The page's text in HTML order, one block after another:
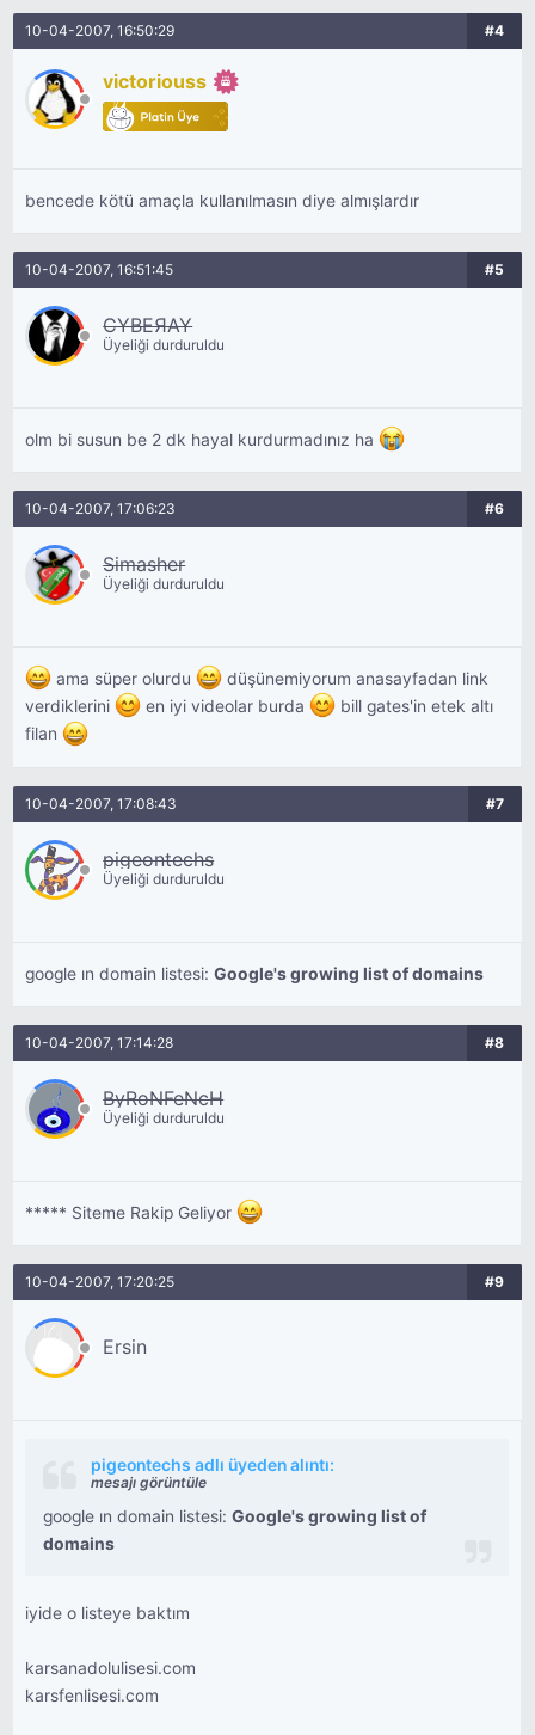
10-04-2007, 16:50:29 #4
victoriouss
bencede kötü amaçla kullanılmasın diye almışlardır
10-04-2007, 16:51:45 #5
CYBEЯAY
Üyeliği durduruldu
olm bi susun be 2 dk hayal kurdurmadınız ha
10-04-2007, 17:06:23 #6
Simasher
Üyeliği durduruldu
ama süper olurdu
düşünemiyorum anasayfadan link
verdiklerini
en iyi videolar burda
bill gates'in etek altı
filan
10-04-2007, 17:08:43 #7
pigeontechs
Üyeliği durduruldu
google ın domain listesi:Google's growing list of domains
10-04-2007, 17:14:28 #8
ByRoNFeNcH
Üyeliği durduruldu
***** Siteme Rakip Geliyor
10-04-2007, 17:20:25 #9
Ersin
pigeontechs adlı üyeden alıntı:
mesajı görüntüle
google ın domain listesi:Google's growing list of
domains
iyide o listeye baktım
karsanadolulisesi.com
karsfenlisesi.com